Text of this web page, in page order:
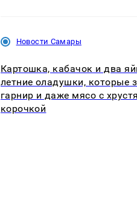
Новости Самары
Картошка, кабачок и два
летние оладушки, которые
гарнир и даже мясо с
корочкой